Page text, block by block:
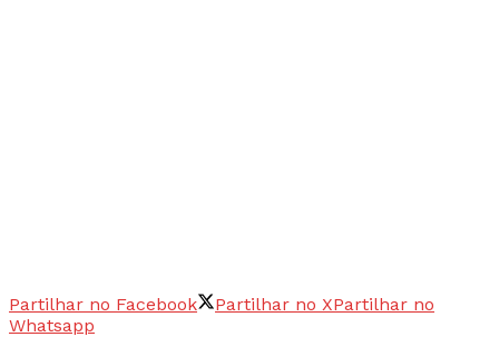
Partilhar no Facebook Partilhar no XPartilhar no
Whatsapp